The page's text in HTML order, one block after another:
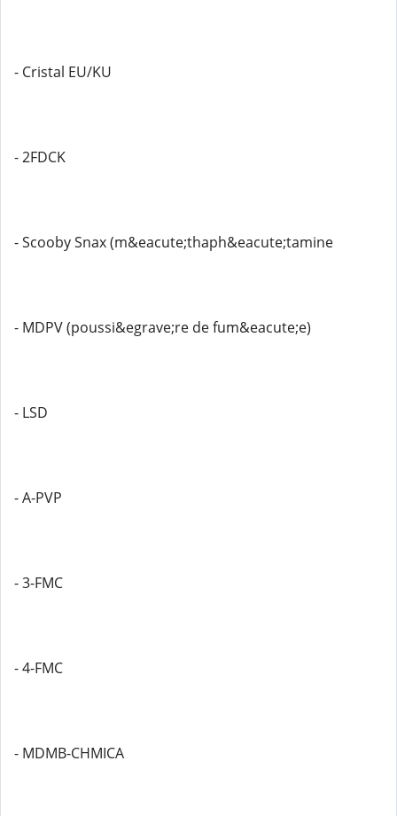
- Cristal EU/KU
- 2FDCK
- Scooby Snax (m&eacute;thaph&eacute;tamine
- MDPV (poussi&egrave;re de fum&eacute;e)
- LSD
- A-PVP
- 3-FMC
- 4-FMC
- MDMB-CHMICA